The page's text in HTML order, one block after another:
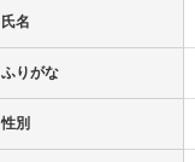
氏名
ふりがな
性別